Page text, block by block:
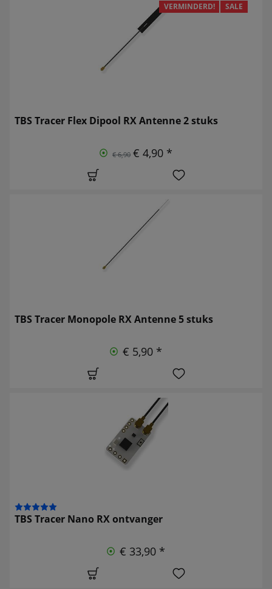
VERMINDERD! SALE
TBS Tracer Flex Dipool RX Antenne 2 stuks
€ 6,90 € 4,90 *
TBS Tracer Monopole RX Antenne 5 stuks
€ 5,90 *
TBS Tracer Nano RX ontvanger
€ 33,90 *